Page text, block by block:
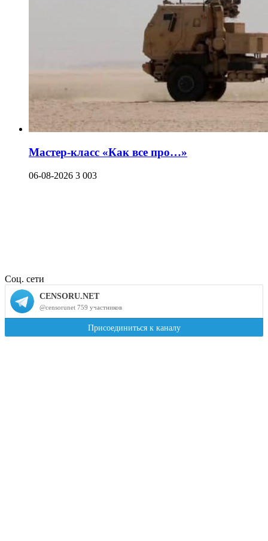
Мастер-класс «Как все про…»
06-08-2026 3 003
Соц. сети